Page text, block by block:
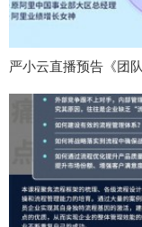
严小云直播预告《团